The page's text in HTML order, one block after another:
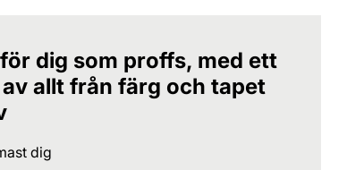
dig som proffs, med ett
allt från färg och tapet
dig